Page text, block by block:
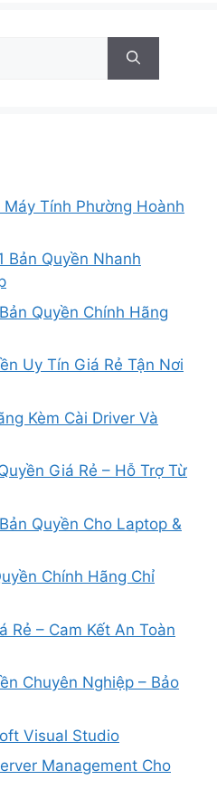
Tính Phường Hoành
Bản Quyền Nhanh
Quyền Chính Hãng
Uy Tín Giá Rẻ Tận Nơi
Kèm Cài Driver Và
Giá Rẻ – Hỗ Trợ Từ
Quyền Cho Laptop &
Chính Hãng Chỉ
Rẻ – Cam Kết An Toàn
Chuyên Nghiệp – Bảo
Visual Studio
Management Cho